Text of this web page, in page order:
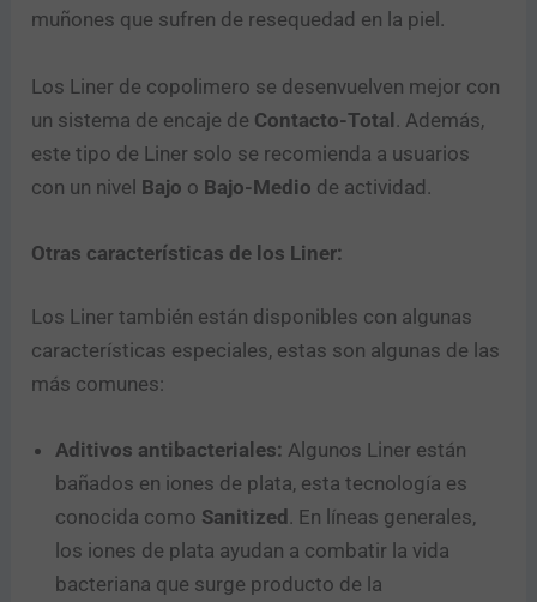
muñones que sufren de resequedad en la piel.
Los Liner de copolimero se desenvuelven mejor con
un sistema de encaje de Contacto-Total . Además,
este tipo de Liner solo se recomienda a usuarios
con un nivel Bajo o Bajo-Medio de actividad.
Otras características de los Liner:
Los Liner también están disponibles con algunas
características especiales, estas son algunas de las
más comunes:
Aditivos antibacteriales: Algunos Liner están
bañados en iones de plata, esta tecnología es
conocida como Sanitized . En líneas generales,
los iones de plata ayudan a combatir la vida
bacteriana que surge producto de la